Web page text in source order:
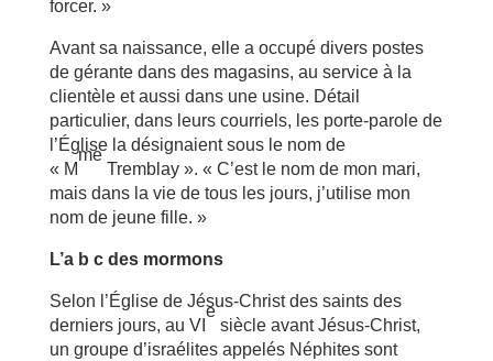
forcer. »
Avant sa naissance, elle a occupé divers postes
de gérante dans des magasins, au service à la
clientèle et aussi dans une usine. Détail
particulier, dans leurs courriels, les porte-parole de
l’Église la désignaient sous le nom de
« M
me
Tremblay ». « C’est le nom de mon mari,
mais dans la vie de tous les jours, j’utilise mon
nom de jeune fille. »
L’a b c des mormons
Selon l’Église de Jésus-Christ des saints des
derniers jours, au VI
e
siècle avant Jésus-Christ,
un groupe d’israélites appelés Néphites sont